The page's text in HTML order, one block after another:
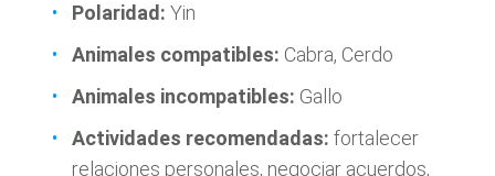
Polaridad: Yin
Animales compatibles: Cabra, Cerdo
Animales incompatibles: Gallo
Actividades recomendadas: fortalecer
relaciones personales, negociar acuerdos,